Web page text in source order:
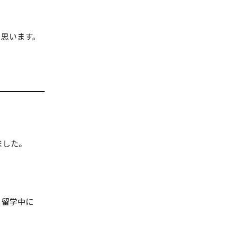
います。
た。
学中に